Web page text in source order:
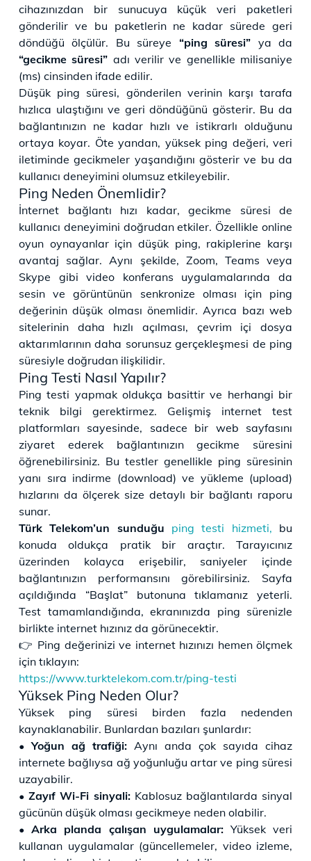
cihazınızdan bir sunucuya küçük veri paketleri
gönderilir ve bu paketlerin ne kadar sürede geri
döndüğü ölçülür. Bu süreye “ping süresi” ya da
“gecikme süresi” adı verilir ve genellikle milisaniye
(ms) cinsinden ifade edilir.
Düşük ping süresi, gönderilen verinin karşı tarafa
hızlıca ulaştığını ve geri döndüğünü gösterir. Bu da
bağlantınızın ne kadar hızlı ve istikrarlı olduğunu
ortaya koyar. Öte yandan, yüksek ping değeri, veri
iletiminde gecikmeler yaşandığını gösterir ve bu da
kullanıcı deneyimini olumsuz etkileyebilir.
Ping Neden Önemlidir?
İnternet bağlantı hızı kadar, gecikme süresi de
kullanıcı deneyimini doğrudan etkiler. Özellikle online
oyun oynayanlar için düşük ping, rakiplerine karşı
avantaj sağlar. Aynı şekilde, Zoom, Teams veya
Skype gibi video konferans uygulamalarında da
sesin ve görüntünün senkronize olması için ping
değerinin düşük olması önemlidir. Ayrıca bazı web
sitelerinin daha hızlı açılması, çevrim içi dosya
aktarımlarının daha sorunsuz gerçekleşmesi de ping
süresiyle doğrudan ilişkilidir.
Ping Testi Nasıl Yapılır?
Ping testi yapmak oldukça basittir ve herhangi bir
teknik bilgi gerektirmez. Gelişmiş internet test
platformları sayesinde, sadece bir web sayfasını
ziyaret ederek bağlantınızın gecikme süresini
öğrenebilirsiniz. Bu testler genellikle ping süresinin
yanı sıra indirme (download) ve yükleme (upload)
hızlarını da ölçerek size detaylı bir bağlantı raporu
sunar.
Türk Telekom’un sunduğu ping testi hizmeti, bu
konuda oldukça pratik bir araçtır. Tarayıcınız
üzerinden kolayca erişebilir, saniyeler içinde
bağlantınızın performansını görebilirsiniz. Sayfa
açıldığında “Başlat” butonuna tıklamanız yeterli.
Test tamamlandığında, ekranınızda ping sürenizle
birlikte internet hızınız da görünecektir.
👉 Ping değerinizi ve internet hızınızı hemen ölçmek
için tıklayın:
https://www.turktelekom.com.tr/ping-testi
Yüksek Ping Neden Olur?
Yüksek ping süresi birden fazla nedenden
kaynaklanabilir. Bunlardan bazıları şunlardır:
• Yoğun ağ trafiği: Aynı anda çok sayıda cihaz
internete bağlıysa ağ yoğunluğu artar ve ping süresi
uzayabilir.
• Zayıf Wi-Fi sinyali: Kablosuz bağlantılarda sinyal
gücünün düşük olması gecikmeye neden olabilir.
• Arka planda çalışan uygulamalar: Yüksek veri
kullanan uygulamalar (güncellemeler, video izleme,